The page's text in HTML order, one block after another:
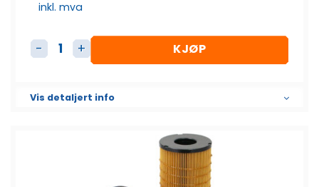
inkl. mva
Dieselfilter Element SK3138 antall
KJØP
Vis detaljert info